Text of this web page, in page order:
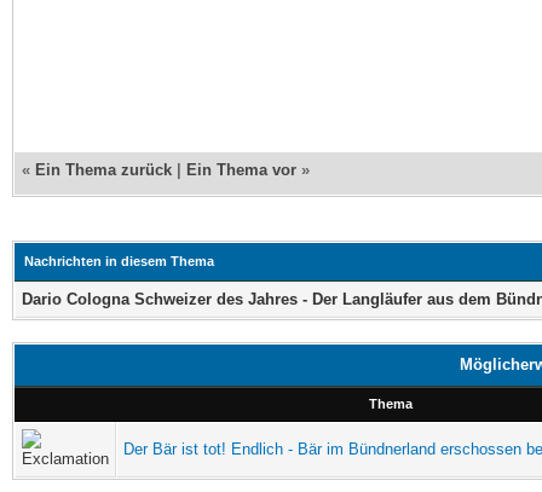
« Ein Thema zurück Ein Thema vor »
Nachrichten in diesem Thema
Dario Cologna Schweizer des Jahres - Der Langläufer aus dem
Thema
Der Bär ist tot! Endlich - Bär im Bündnerland erschossen